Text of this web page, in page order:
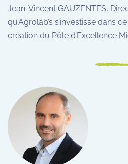
Jean-Vincent GAUZENTES,
qu’Agrolab’s s’investisse dans
création du Pôle d’Excellence